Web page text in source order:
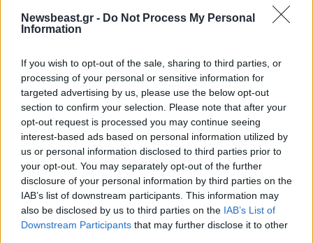
Newsbeast.gr - Do Not Process My Personal
Information
If you wish to opt-out of the sale, sharing to third parties, or
processing of your personal or sensitive information for
targeted advertising by us, please use the below opt-out
section to confirm your selection. Please note that after your
opt-out request is processed you may continue seeing
interest-based ads based on personal information utilized by
us or personal information disclosed to third parties prior to
your opt-out. You may separately opt-out of the further
disclosure of your personal information by third parties on the
IAB’s list of downstream participants. This information may
also be disclosed by us to third parties on the IAB’s List of
Downstream Participants that may further disclose it to other
0 ΣΧΌΛΙΑ ΑΝΑΓΝΩΣΤΏΝ